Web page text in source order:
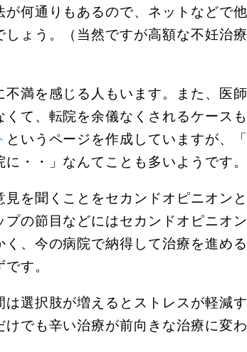
が何通りもあるので、ネットなどで
ょう。（当然ですが高額な不妊治
不満を感じる人もいます。また、医
て、転院を余儀なくされるケース
というページを作成していますが、
・・」なんてことも多いようです。
見を聞くことをセカンドオピニオン
の節目などにはセカンドオピニオ
、今の病院で納得して治療を進め
す。
選択肢が増えるとストレスが軽減
でも辛い治療が前向きな治療に変わ